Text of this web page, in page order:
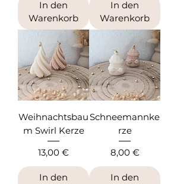
In den
Warenkorb
In den
Warenkorb
Weihnachtsbau
m Swirl Kerze
Preis
13,00 €
In den
Schneemannke
rze
Preis
8,00 €
In den